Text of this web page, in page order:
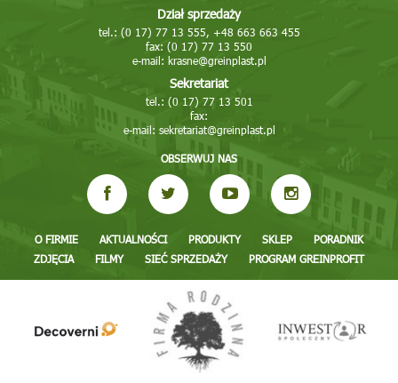
Dział sprzedaży
tel.: (0 17) 77 13 555, +48 663 663 455
fax: (0 17) 77 13 550
e-mail: krasne@greinplast.pl
Sekretariat
tel.: (0 17) 77 13 501
fax:
e-mail: sekretariat@greinplast.pl
OBSERWUJ NAS
O FIRMIE AKTUALNOŚCI PRODUKTY SKLEP
PORADNIK
ZDJĘCIA
FILMY SIEĆ SPRZEDAŻY PROGRAM GREINPROFIT